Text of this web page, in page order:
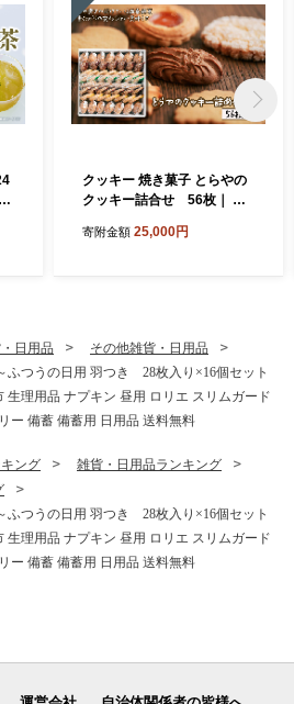
クッキー 焼き菓子 とらやの
クッキー詰合せ 56枚｜ 愛
わせ 人気 アソート お菓子ス
寄附金額 25,000円
日用品
その他雑貨・日用品
つうの日用 羽つき 28枚入り×16個セット
生理用品 ナプキン 昼用 ロリエ スリムガード
ー 備蓄 備蓄用 日用品 送料無料
ング
雑貨・日用品ランキング
つうの日用 羽つき 28枚入り×16個セット
生理用品 ナプキン 昼用 ロリエ スリムガード
ー 備蓄 備蓄用 日用品 送料無料